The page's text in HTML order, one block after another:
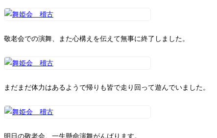
敬老会での演舞、また心構えを伝えて無事に終了しました。
まだまだ体力はあるようで帰りも皆で走り回って遊んでいました。
明日の敬老会、一生懸命演舞がんばります。